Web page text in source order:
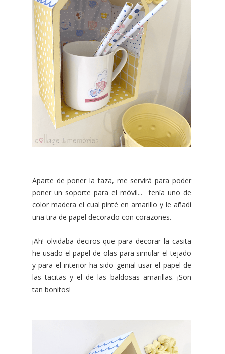
Aparte de poner la taza, me servirá para poder
poner un soporte para el móvil... tenía uno de
color madera el cual pinté en amarillo y le añadí
una tira de papel decorado con corazones.
¡Ah! olvidaba deciros que para decorar la casita
he usado el papel de olas para simular el tejado
y para el interior ha sido genial usar el papel de
las tacitas y el de las baldosas amarillas. ¡Son
tan bonitos!